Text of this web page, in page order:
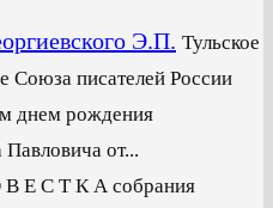
Э.П. Тульское
Союза писателей России
днем рождения
от...
Е С Т К А собрания